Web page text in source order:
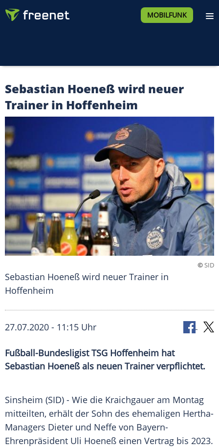
MOBILFUNK
Sebastian Hoeneß wird neuer
Trainer in Hoffenheim
©SID
Sebastian Hoeneß wird neuer Trainer in
Hoffenheim
27.07.2020 - 11:15 Uhr
Fußball-Bundesligist TSG Hoffenheim hat
Sebastian Hoeneß als neuen Trainer verpflichtet.
Sinsheim (SID) - Wie die Kraichgauer am Montag
mitteilten, erhält der Sohn des ehemaligen Hertha-
Managers Dieter und Neffe von Bayern-
Ehrenpräsident Uli Hoeneß einen Vertrag bis 2023.